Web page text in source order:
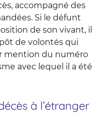
accompagné des
Si le défunt
de son vivant, il
de volontés qui
mention du numéro
avec lequel il a été
à l’étranger